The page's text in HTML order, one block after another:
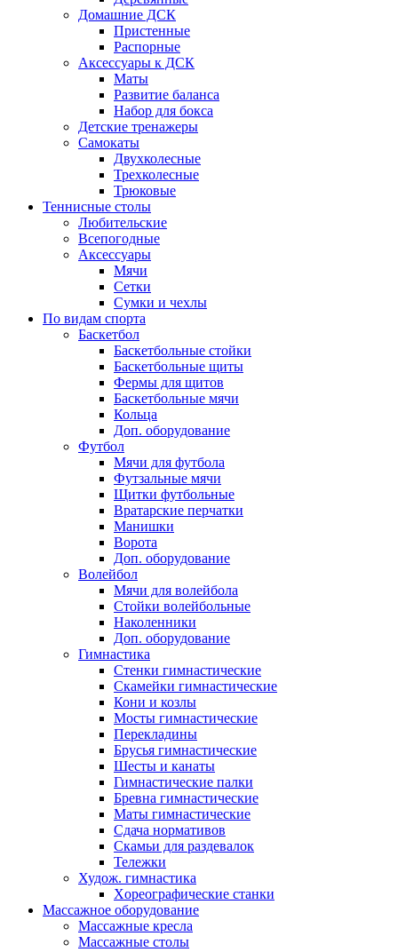
Домашние ДСК
Пристенные
Распорные
Аксесcуары к ДСК
Маты
Развитие баланса
Набор для бокса
Детские тренажеры
Самокаты
Двухколесные
Трехколесные
Трюковые
Теннисные столы
Любительские
Всепогодные
Аксессуары
Мячи
Сетки
Сумки и чехлы
По видам спорта
Баскетбол
Баскетбольные стойки
Баскетбольные щиты
Фермы для щитов
Баскетбольные мячи
Кольца
Доп. оборудование
Футбол
Мячи для футбола
Футзальные мячи
Щитки футбольные
Вратарские перчатки
Манишки
Ворота
Доп. оборудование
Волейбол
Мячи для волейбола
Стойки волейбольные
Наколенники
Доп. оборудование
Гимнастика
Стенки гимнастические
Скамейки гимнастические
Кони и козлы
Мосты гимнастические
Перекладины
Брусья гимнастические
Шесты и канаты
Гимнастические палки
Бревна гимнастические
Маты гимнастические
Сдача нормативов
Скамьи для раздевалок
Тележки
Худож. гимнастика
Xореографические станки
Массажное оборудование
Массажные кресла
Массажные столы